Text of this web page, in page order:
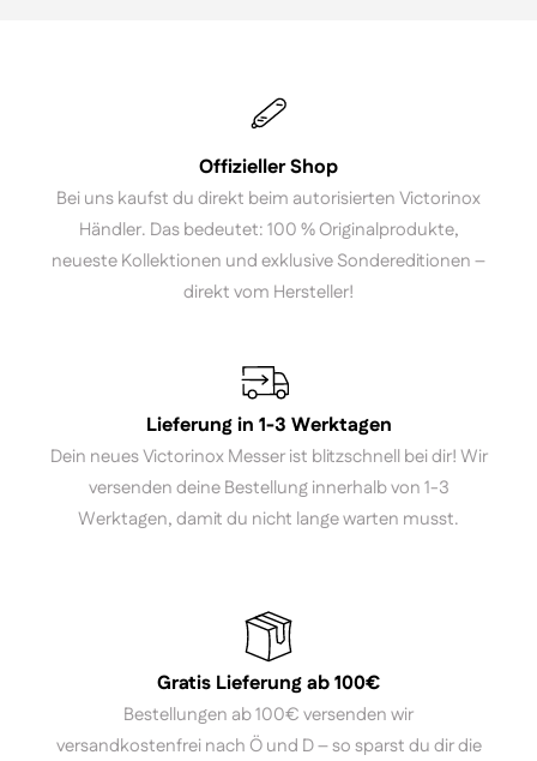
Offizieller Shop
Bei uns kaufst du direkt beim autorisierten Victorinox
Händler. Das bedeutet: 100 % Originalprodukte,
neueste Kollektionen und exklusive Sondereditionen –
direkt vom Hersteller!
Lieferung in 1-3 Werktagen
Dein neues Victorinox Messer ist blitzschnell bei dir! Wir
versenden deine Bestellung innerhalb von 1-3
Werktagen, damit du nicht lange warten musst.
Gratis Lieferung ab 100€
Bestellungen ab 100€ versenden wir
versandkostenfrei nach Ö und D – so sparst du dir die